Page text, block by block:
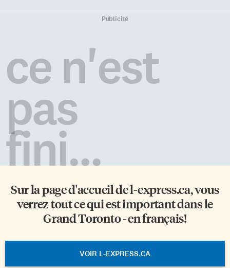
Publicité
ce n'est
pas
fini...
Sur la page d'accueil del-express.ca, vous
verrez tout ce qui est important dans le
Grand Toronto - en français!
VOIR L-EXPRESS.CA